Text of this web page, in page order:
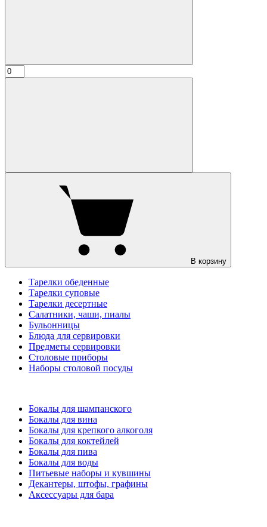
В корзину
Тарелки обеденные
Тарелки суповые
Тарелки десертные
Салатники, чаши, пиалы
Бульонницы
Блюда для сервировки
Предметы сервировки
Столовые приборы
Наборы столовой посуды
Бокалы для шампанского
Бокалы для вина
Бокалы для крепкого алкоголя
Бокалы для коктейлей
Бокалы для пива
Бокалы для воды
Питьевые наборы и кувшины
Декантеры, штофы, графины
Аксессуары для бара